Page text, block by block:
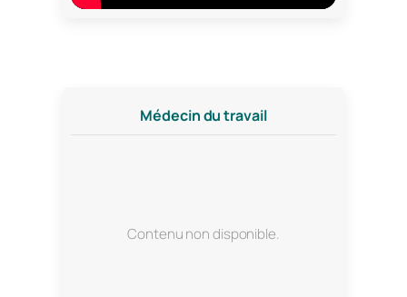
Médecin du travail
Contenu non disponible.